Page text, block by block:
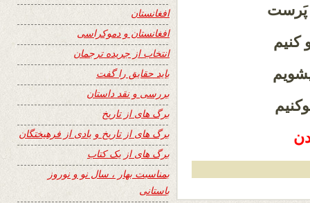
پَرست
کنیم
افغانستان
افغانستان و دموکراسی
انتخاب از جریده ترجمان
باید حقایق را گفت
بررسی و نقد داستان
برگ های از تاریخ
برگ های از تاریخ و یادی از فرهیختگان
برگ های از یک کتاب
بمناسبت بهار ، سال نو و نوروز
باستانی